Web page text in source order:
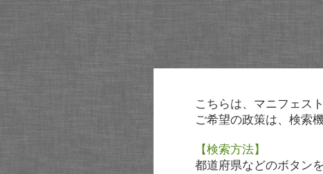
こちらは、マニフェス
ご希望の政策は、検索
【検索方法】
都道府県などのボタン